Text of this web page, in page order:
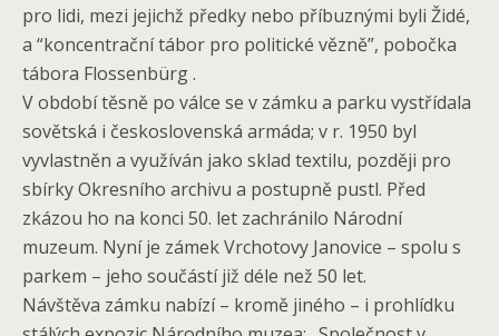
pro lidi, mezi jejichž předky nebo příbuznými byli Židé,
a “koncentrační tábor pro politické vězně”, pobočka
tábora Flossenbürg .
V období těsně po válce se v zámku a parku vystřídala
sovětská i československá armáda; v r. 1950 byl
vyvlastněn a využíván jako sklad textilu, později pro
sbírky Okresního archivu a postupně pustl. Před
zkázou ho na konci 50. let zachránilo Národní
muzeum. Nyní je zámek Vrchotovy Janovice – spolu s
parkem – jeho součástí již déle než 50 let.
Návštěva zámku nabízí – kromě jiného – i prohlídku